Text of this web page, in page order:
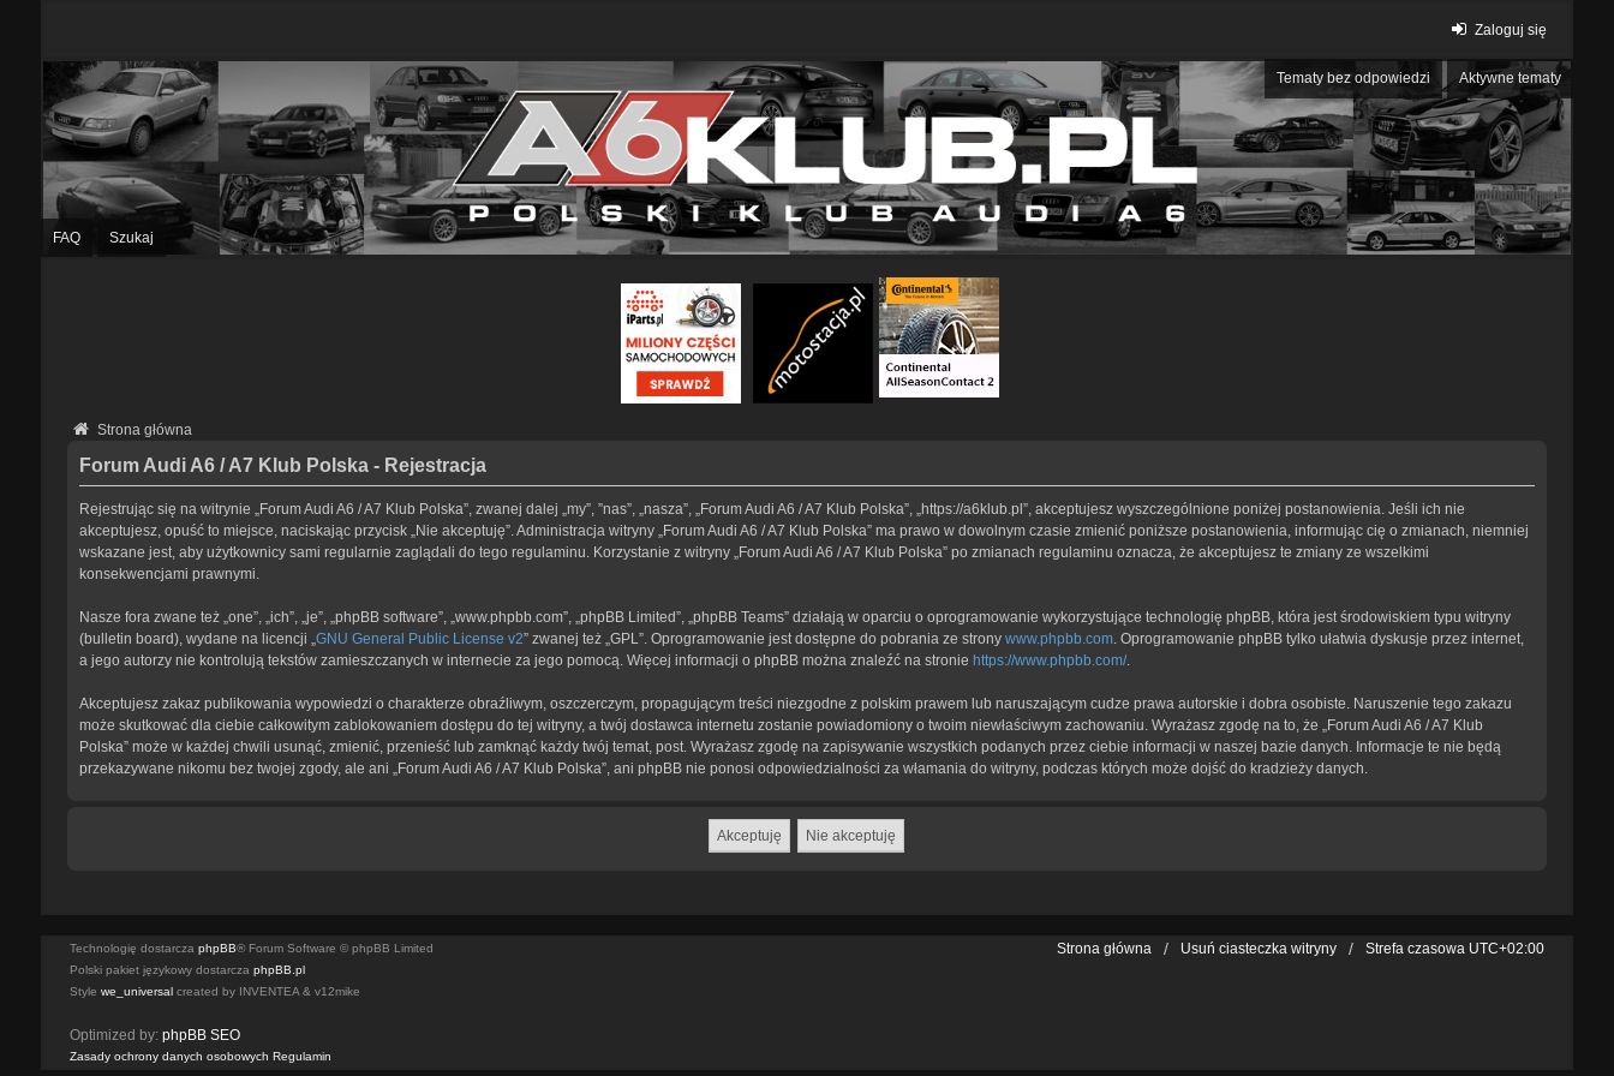
Zaloguj się
Tematy bez odpowiedzi Aktywne tematy
FAQ Szukaj
Strona główna
Forum Audi A6 / A7 Klub Polska - Rejestracja
Rejestrując się na witrynie „Forum Audi A6 / A7 Klub Polska”, zwanej dalej „my”, ”nas”, „nasza”, „Forum Audi A6 / A7 Klub Polska”, „https://a6klub.pl”, akceptujesz wyszczególnione poniżej postanowienia. Jeśli ich nie
akceptujesz, opuść to miejsce, naciskając przycisk „Nie akceptuję”. Administracja witryny „Forum Audi A6 / A7 Klub Polska” ma prawo w dowolnym czasie zmienić poniższe postanowienia, informując cię o zmianach, niemniej
wskazane jest, aby użytkownicy sami regularnie zaglądali do tego regulaminu. Korzystanie z witryny „Forum Audi A6 / A7 Klub Polska” po zmianach regulaminu oznacza, że akceptujesz te zmiany ze wszelkimi
konsekwencjami prawnymi.
Nasze fora zwane też „one”, „ich”, „je”, „phpBB software”, „www.phpbb.com”, „phpBB Limited”, „phpBB Teams” działają w oparciu o oprogramowanie wykorzystujące technologię phpBB, która jest środowiskiem typu witryny
(bulletin board), wydane na licencji „GNU General Public License v2” zwanej też „GPL”. Oprogramowanie jest dostępne do pobrania ze strony www.phpbb.com. Oprogramowanie phpBB tylko ułatwia dyskusje przez internet,
a jego autorzy nie kontrolują tekstów zamieszczanych w internecie za jego pomocą. Więcej informacji o phpBB można znaleźć na stronie https://www.phpbb.com/.
Akceptujesz zakaz publikowania wypowiedzi o charakterze obraźliwym, oszczerczym, propagującym treści niezgodne z polskim prawem lub naruszającym cudze prawa autorskie i dobra osobiste. Naruszenie tego zakazu
może skutkować dla ciebie całkowitym zablokowaniem dostępu do tej witryny, a twój dostawca internetu zostanie powiadomiony o twoim niewłaściwym zachowaniu. Wyrażasz zgodę na to, że „Forum Audi A6 / A7 Klub
Polska” może w każdej chwili usunąć, zmienić, przenieść lub zamknąć każdy twój temat, post. Wyrażasz zgodę na zapisywanie wszystkich podanych przez ciebie informacji w naszej bazie danych. Informacje te nie będą
przekazywane nikomu bez twojej zgody, ale ani „Forum Audi A6 / A7 Klub Polska”, ani phpBB nie ponosi odpowiedzialności za włamania do witryny, podczas których może dojść do kradzieży danych.
Strona główna Usuń ciasteczka witryny Strefa czasowa UTC+02:00
Technologię dostarcza phpBB® Forum Software © phpBB Limited
Polski pakiet językowy dostarcza phpBB.pl
Style we_universalcreated by INVENTEA & v12mike
Optimized by: phpBB SEO
Zasady ochrony danych osobowych Regulamin